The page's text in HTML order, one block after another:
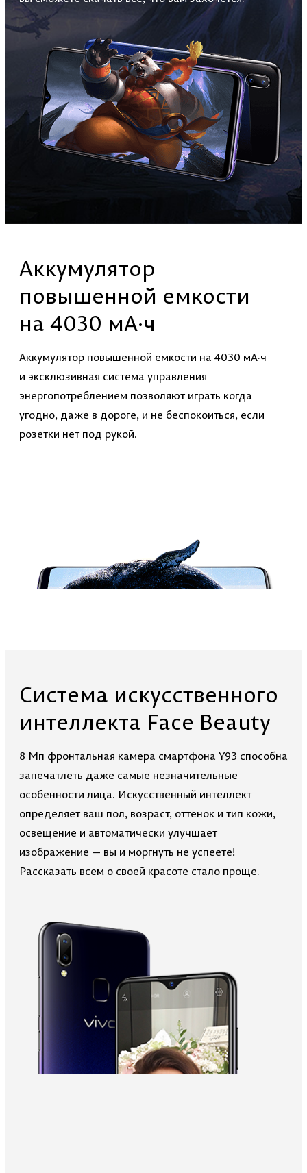
Аккумулятор
повышенной емкости
на 4030 мА·ч
Аккумулятор повышенной емкости на 4030 мА·ч
и эксклюзивная система управления
энергопотреблением позволяют играть когда
угодно, даже в дороге, и не беспокоиться, если
розетки нет под рукой.
Система искусственного
интеллекта Face Beauty
8 Мп фронтальная камера смартфона Y93 способна
запечатлеть даже самые незначительные
особенности лица. Искусственный интеллект
определяет ваш пол, возраст, оттенок и тип кожи,
освещение и автоматически улучшает
изображение — вы и моргнуть не успеете!
Рассказать всем о своей красоте стало проще.